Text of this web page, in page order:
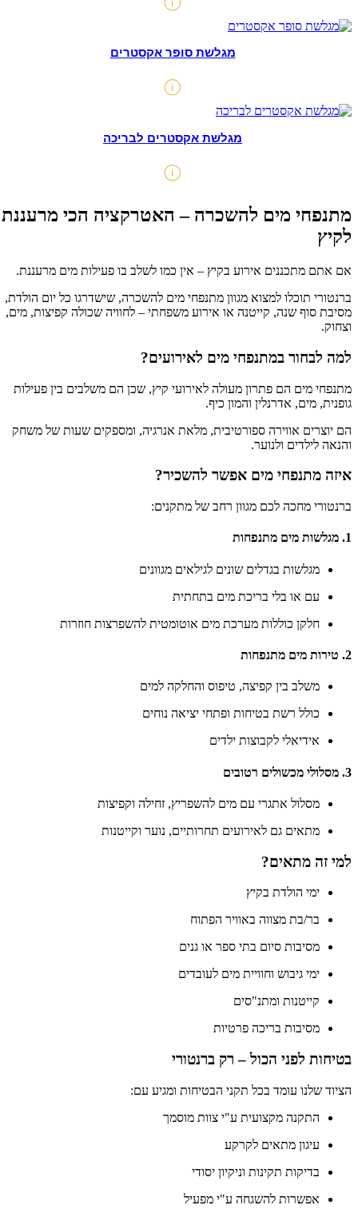
מגלשת סופר אקסטרים
מגלשת אקסטרים לבריכה
מתנפחי מים להשכרה – האטרקציה הכי מרעננת
לקיץ
אם אתם מתכננים אירוע בקיץ – אין כמו לשלב בו פעילות מים מרעננת.
ברנטורי תוכלו למצוא מגוון מתנפחי מים להשכרה, שישדרגו כל יום הולדת,
מסיבת סוף שנה, קייטנה או אירוע משפחתי – לחוויה שכולה קפיצות, מים,
וצחוק.
למה לבחור במתנפחי מים לאירועים?
מתנפחי מים הם פתרון מעולה לאירועי קיץ, שכן הם משלבים בין פעילות
גופנית, מים, אדרנלין והמון כיף.
הם יוצרים אווירה ספורטיבית, מלאת אנרגיה, ומספקים שעות של משחק
והנאה לילדים ולנוער.
איזה מתנפחי מים אפשר להשכיר?
ברנטורי מחכה לכם מגוון רחב של מתקנים:
מגלשות בגדלים שונים לגילאים מגוונים
עם או בלי בריכת מים בתחתית
חלקן כוללות מערכת מים אוטומטית להשפרצות חוזרות
משלב בין קפיצה, טיפוס והחלקה למים
כולל רשת בטיחות ופתחי יציאה נוחים
אידיאלי לקבוצות ילדים
מסלול אתגרי עם מים להשפריץ, זחילה וקפיצות
מתאים גם לאירועים תחרותיים, נוער וקייטנות
למי זה מתאים?
ימי הולדת בקיץ
בר/בת מצווה באוויר הפתוח
מסיבות סיום בתי ספר או גנים
ימי גיבוש וחוויית מים לעובדים
קייטנות ומתנ"סים
מסיבות בריכה פרטיות
בטיחות לפני הכול – רק ברנטורי
הציוד שלנו עומד בכל תקני הבטיחות ומגיע עם:
התקנה מקצועית ע"י צוות מוסמך
עיגון מתאים לקרקע
בדיקות תקינות וניקיון יסודי
אפשרות להשגחה ע"י מפעיל